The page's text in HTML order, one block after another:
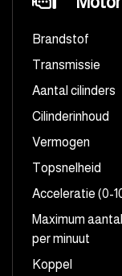
Brandstof
Transmissie
Aantal cilinders
Cilinderinhoud
Vermogen
Topsnelheid
Acceleratie (0-
Maximum
per minuut
Koppel